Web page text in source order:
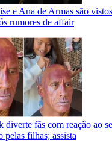
e Ana de Armas são
rumores de affair
diverte fãs com reação ao
pelas filhas; assista